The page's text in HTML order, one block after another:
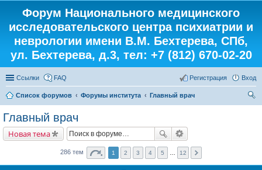
Форум Национального медицинского
исследовательского центра психиатрии и
неврологии имени В.М. Бехтерева, СПб,
ул. Бехтерева, д.3, тел: +7 (812) 670-02-20
Ссылки FAQ Вход
Регистрация
Список форумов Форумы института
Главный врач
Главный врач
Новая тема
286 тем 1 2 3 4 5 12